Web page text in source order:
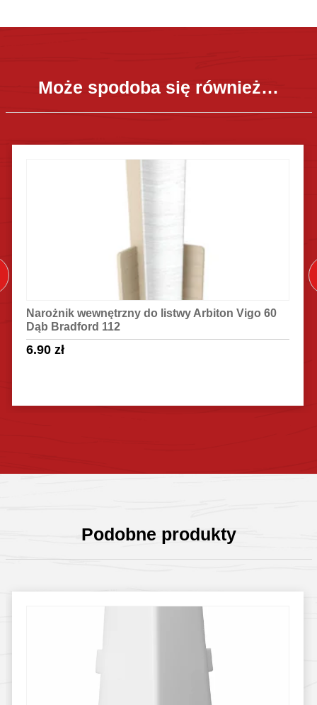
Może spodoba się również…
Narożnik wewnętrzny do listwy Arbiton Vigo 60
Dąb Bradford 112
6.90 zł
Podobne produkty